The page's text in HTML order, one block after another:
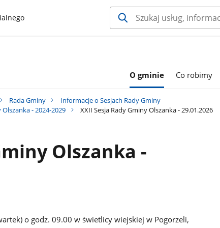
O gminie Co robimy
Rada Gminy
Informacje o Sesjach Rady Gminy
- 2024-2029
XXII Sesja Rady Gminy Olszanka - 29.01.2026
Olszanka -
o godz. 09.00 w świetlicy wiejskiej w Pogorzeli,